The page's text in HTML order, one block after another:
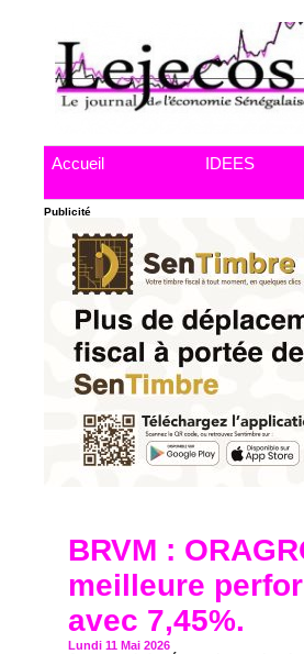
Accueil IDEES
Publicité
BRVM :
meilleure
avec 7,45%.
Lundi 11 Mai 2026